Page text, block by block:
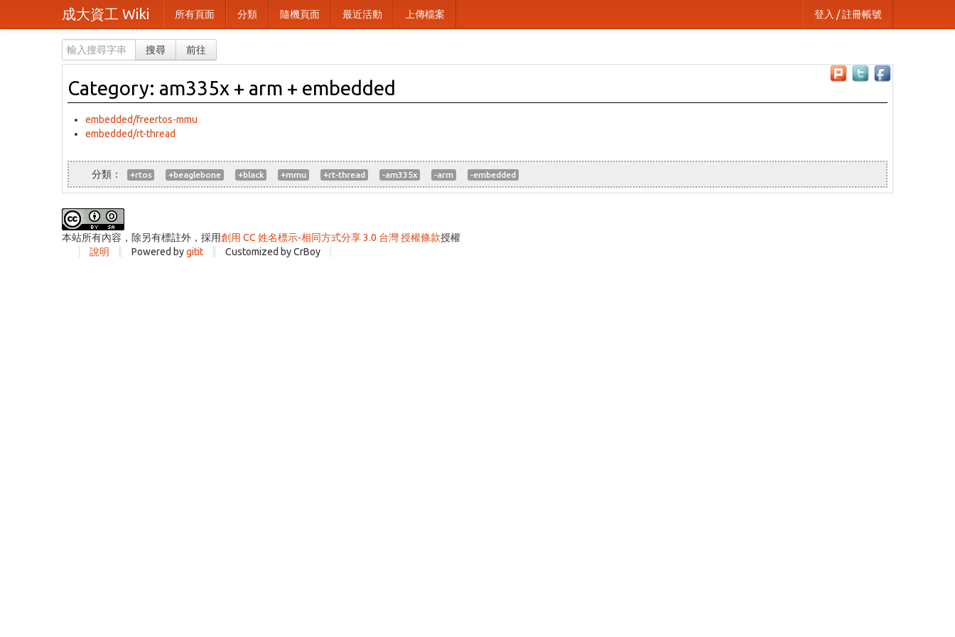
成大資工 Wiki 所有頁面 分類 隨機頁面 最近活動 上傳檔案 登入 / 註冊帳號
搜尋 前往
Category: am335x + arm + embedded
embedded/freertos-mmu
embedded/rt-thread
+rtos +beaglebone +black +mmu +rt-thread -am335x -arm -embedded
本站所有內容，除另有標註外，採用創用 CC 姓名標示-相同方式分享 3.0 台灣 授權條款授權
說明
Powered bygitit Customized by CrBoy